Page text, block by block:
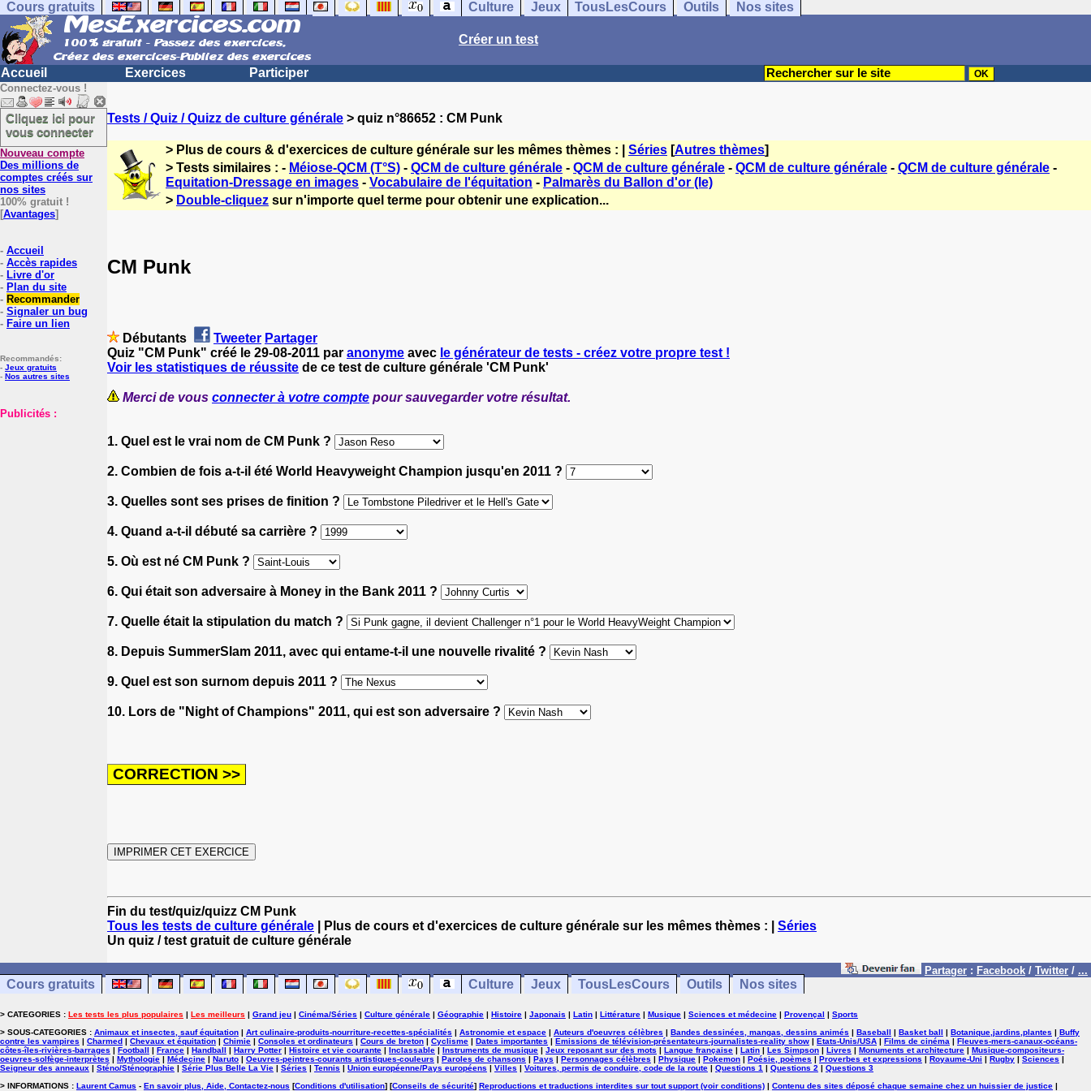
Cours gratuits Culture Jeux TousLesCours Outils Nos sites
Créer un test
Accueil Exercices Participer
Connectez-vous !
Cliquez ici pour
vous connecter
Nouveau compte
Des millions de
comptes créés sur
nos sites
100% gratuit !
[Avantages]
- Accueil
- Accès rapides
- Livre d'or
- Plan du site
- Recommander
- Signaler un bug
- Faire un lien
Recommandés:
- Jeux gratuits
- Nos autres sites
Publicités :
Tests / Quiz / Quizz de culture générale > quiz n°86652 : CM Punk
> Plus de cours & d'exercices de culture générale sur les mêmes thèmes : | Séries [Autres thèmes]
> Tests similaires : - Méiose-QCM (T°S) - QCM de culture générale - QCM de culture générale - QCM de culture générale - QCM de culture générale -
Equitation-Dressage en images - Vocabulaire de l'équitation - Palmarès du Ballon d'or (le)
> Double-cliquez sur n'importe quel terme pour obtenir une explication...
CM Punk
Débutants Tweeter Partager
Quiz "CM Punk" créé le 29-08-2011 par anonyme avec le générateur de tests - créez votre propre test !
Voir les statistiques de réussite de ce test de culture générale 'CM Punk'
Merci de vous connecter à votre compte pour sauvegarder votre résultat.
1. Quel est le vrai nom de CM Punk ?
2. Combien de fois a-t-il été World Heavyweight Champion jusqu'en 2011 ?
3. Quelles sont ses prises de finition ?
4. Quand a-t-il débuté sa carrière ?
5. Où est né CM Punk ?
6. Qui était son adversaire à Money in the Bank 2011 ?
7. Quelle était la stipulation du match ?
8. Depuis SummerSlam 2011, avec qui entame-t-il une nouvelle rivalité ?
9. Quel est son surnom depuis 2011 ?
10. Lors de "Night of Champions" 2011, qui est son adversaire ?
Fin du test/quiz/quizz CM Punk
Tous les tests de culture générale | Plus de cours et d'exercices de culture générale sur les mêmes thèmes : | Séries
Un quiz / test gratuit de culture générale
Partager : Facebook / Twitter / ...
Cours gratuits Culture Jeux TousLesCours Outils Nos sites
> CATEGORIES : Les tests les plus populaires | Les meilleurs | Grand jeu | Cinéma/Séries | Culture générale | Géographie | Histoire | Japonais | Latin | Littérature | Musique | Sciences et médecine | Provençal | Sports
> SOUS-CATEGORIES : Animaux et insectes, sauf équitation | Art culinaire-produits-nourriture-recettes-spécialités | Astronomie et espace | Auteurs d'oeuvres célèbres | Bandes dessinées, mangas, dessins animés | Baseball | Basket ball | Botanique,jardins,plantes | Buffy
contre les vampires | Charmed | Chevaux et équitation | Chimie | Consoles et ordinateurs | Cours de breton | Cyclisme | Dates importantes | Emissions de télévision-présentateurs-journalistes-reality show | Etats-Unis/USA | Films de cinéma | Fleuves-mers-canaux-océans-
côtes-îles-rivières-barrages | Football | France | Handball | Harry Potter | Histoire et vie courante | Inclassable | Instruments de musique | Jeux reposant sur des mots | Langue française | Latin | Les Simpson | Livres | Monuments et architecture | Musique-compositeurs-
oeuvres-solfège-interprètes | Mythologie | Médecine | Naruto | Oeuvres-peintres-courants artistiques-couleurs | Paroles de chansons | Pays | Personnages célèbres | Physique | Pokemon | Poésie, poèmes | Proverbes et expressions | Royaume-Uni | Rugby | Sciences |
Seigneur des anneaux | Sténo/Sténographie | Série Plus Belle La Vie | Séries | Tennis | Union européenne/Pays européens | Villes | Voitures, permis de conduire, code de la route | Questions 1 | Questions 2 | Questions 3
> INFORMATIONS : Laurent Camus - En savoir plus, Aide, Contactez-nous [Conditions d'utilisation] [Conseils de sécurité] Reproductions et traductions interdites sur tout support (voir conditions) | Contenu des sites déposé chaque semaine chez un huissier de justice |